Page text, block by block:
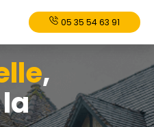
05 35 54 63 91
,